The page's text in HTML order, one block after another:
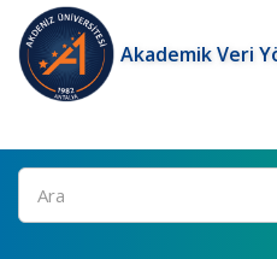
Akademik Veri
Ara